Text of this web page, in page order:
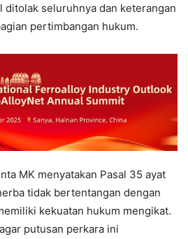
ditolak seluruhnya dan keterangan
pertimbangan hukum.
MK menyatakan Pasal 35 ayat
tidak bertentangan dengan
kekuatan hukum mengikat.
putusan perkara ini